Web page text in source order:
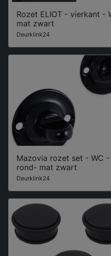
Rozet ELIOT - vierkant -
mat zwart
Deurklink24
Mazovia rozet set - WC -
rond- mat zwart
Deurklink24